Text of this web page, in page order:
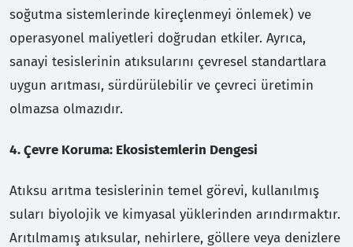
soğutma sistemlerinde kireçlenmeyi önlemek) ve
operasyonel maliyetleri doğrudan etkiler. Ayrıca,
sanayi tesislerinin atıksularını çevresel standartlara
uygun arıtması, sürdürülebilir ve çevreci üretimin
olmazsa olmazıdır.
4. Çevre Koruma: Ekosistemlerin Dengesi
Atıksu arıtma tesislerinin temel görevi, kullanılmış
suları biyolojik ve kimyasal yüklerinden arındırmaktır.
Arıtılmamış atıksular, nehirlere, göllere veya denizlere